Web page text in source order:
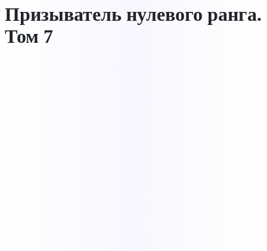
Призыватель нулевого ранга.
Том 7